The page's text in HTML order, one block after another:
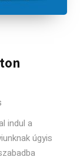
indul a
úgyis